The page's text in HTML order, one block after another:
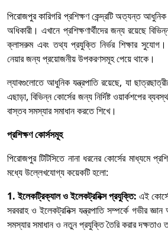
পিরোজপুর কারিগরি প্রশিক্ষণ কেন্দ্রটি অত্যন্ত
অধিকারী। এখানে প্রশিক্ষণার্থীদের জন্য রয়েছে
ক্লাসরুম এবং তথ্য প্রযুক্তি নির্ভর শিক্ষার সুযোগ।
নেয়ার জন্য প্রয়োজনীয় উপকরণসমূহ পেয়ে থাকে।
ল্যাবগুলোতে আধুনিক যন্ত্রপাতি রয়েছে, যা
এছাড়া, বিভিন্ন কোর্সের জন্য নির্দিষ্ট ওয়ার্কশপের
বাস্তব সমস্যার সমাধান করতে শিখে।
প্রশিক্ষণ কোর্সসমূহ
পিরোজপুর টিটিসিতে নানা ধরনের কোর্সের মাধ্যমে
মধ্যে উল্লেখযোগ্য কয়েকটি হলো:
1. ইলেকট্রিক্যাল ও ইলেকট্রনিক্স প্রযুক্তি: এই
সরবরাহ ও ইলেকট্রনিক্স যন্ত্রপাতি সম্পর্কে গভীর
সমস্যার সমাধান ও নতুন প্রযুক্তি তৈরি করার দক্ষতাও